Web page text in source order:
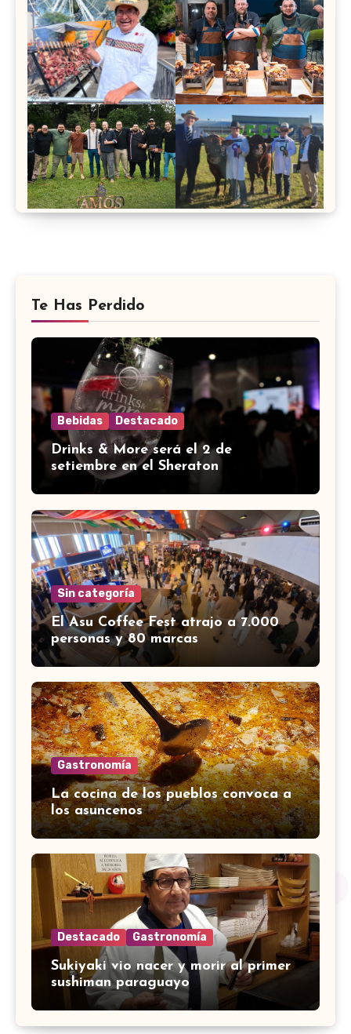
Te Has Perdido
Bebidas Destacado
Drinks & More será el 2 de
setiembre en el Sheraton
Sin categoría
El Asu Coffee Fest atrajo a 7.000
personas y 80 marcas
Gastronomía
La cocina de los pueblos convoca a
los asuncenos
Destacado Gastronomía
Sukiyaki vio nacer y morir al primer
sushiman paraguayo